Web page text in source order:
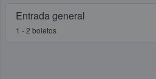
Entrada general
1 - 2 boletos